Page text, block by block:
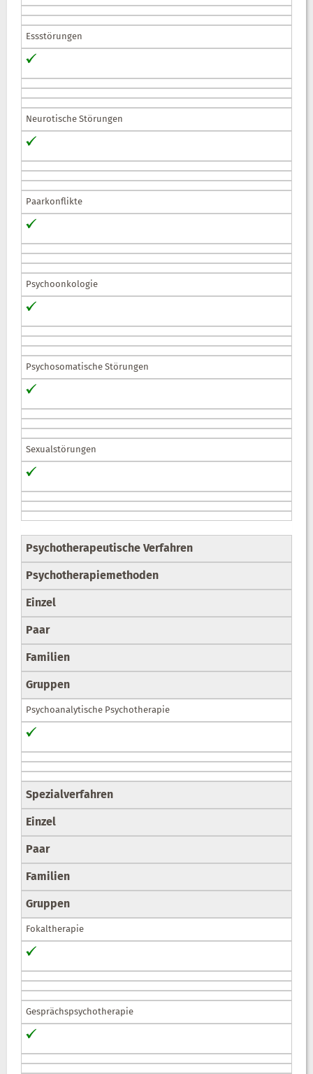
Essstörungen
Neurotische Störungen
Paarkonflikte
Psychoonkologie
Psychosomatische Störungen
Sexualstörungen
Psychotherapeutische Verfahren
Psychotherapiemethoden
Einzel
Paar
Familien
Gruppen
Psychoanalytische Psychotherapie
Spezialverfahren
Einzel
Paar
Familien
Gruppen
Fokaltherapie
Gesprächspsychotherapie